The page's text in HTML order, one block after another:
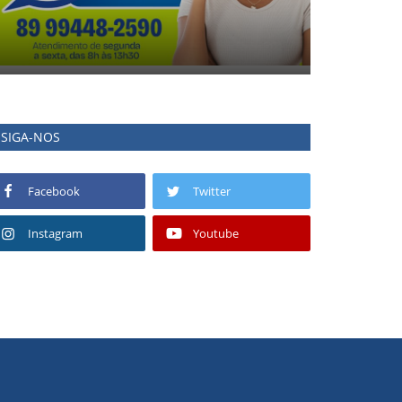
SIGA-NOS
Facebook Twitter
Instagram Youtube